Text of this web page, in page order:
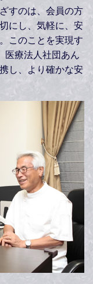
すのは、会員の方
にし、気軽に、安
このことを実現す
医療法人社団あん
し、より確かな安